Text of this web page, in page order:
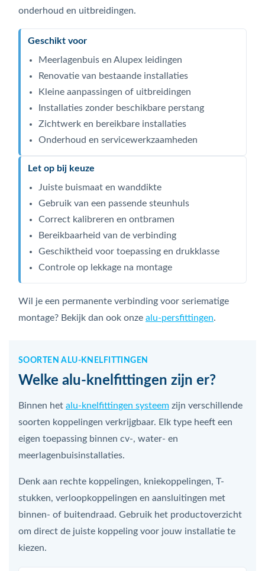
onderhoud en uitbreidingen.
Geschikt voor
Meerlagenbuis en Alupex leidingen
Renovatie van bestaande installaties
Kleine aanpassingen of uitbreidingen
Installaties zonder beschikbare perstang
Zichtwerk en bereikbare installaties
Onderhoud en servicewerkzaamheden
Let op bij keuze
Juiste buismaat en wanddikte
Gebruik van een passende steunhuls
Correct kalibreren en ontbramen
Bereikbaarheid van de verbinding
Geschiktheid voor toepassing en drukklasse
Controle op lekkage na montage
Wil je een permanente verbinding voor seriematige
montage? Bekijk dan ook onze alu-persfittingen.
SOORTEN ALU-KNELFITTINGEN
Welke alu-knelfittingen zijn er?
Binnen het alu-knelfittingen systeem zijn verschillende
soorten koppelingen verkrijgbaar. Elk type heeft een
eigen toepassing binnen cv-, water- en
meerlagenbuisinstallaties.
Denk aan rechte koppelingen, kniekoppelingen, T-
stukken, verloopkoppelingen en aansluitingen met
binnen- of buitendraad. Gebruik het productoverzicht
om direct de juiste koppeling voor jouw installatie te
kiezen.